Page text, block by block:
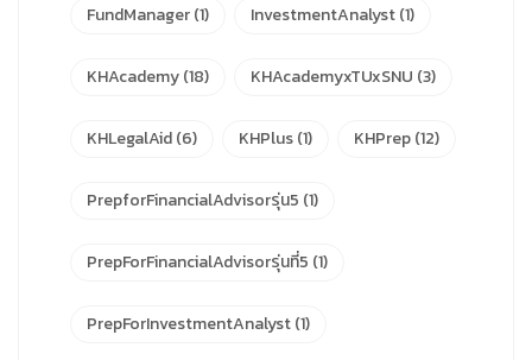
FundManager(1) InvestmentAnalyst(1)
KHAcademy(18) KHAcademyxTUxSNU (3)
KHLegalAid(6) KHPlus(1) KHPrep(12)
PrepforFinancialAdvisorรุ่น5 (1)
PrepForFinancialAdvisorรุ่นที่5 (1)
PrepForInvestmentAnalyst(1)